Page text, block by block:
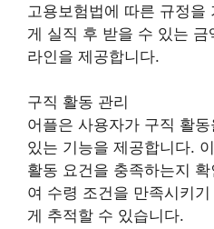
고용보험법에 따른 규정을
게 실직 후 받을 수 있는
라인을 제공합니다.
구직 활동 관리
어플은 사용자가 구직 활
있는 기능을 제공합니다.
활동 요건을 충족하는지
여 수령 조건을 만족시키
게 추적할 수 있습니다.